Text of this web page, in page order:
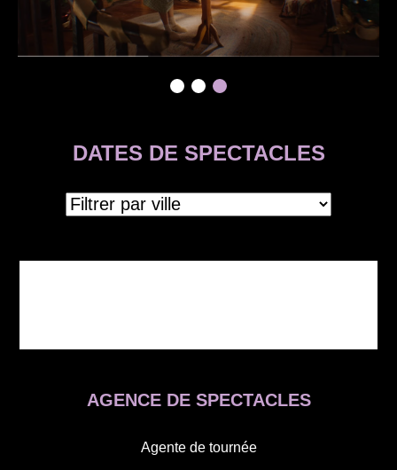
DATES DE SPECTACLES
AGENCE DE SPECTACLES
Agente de tournée